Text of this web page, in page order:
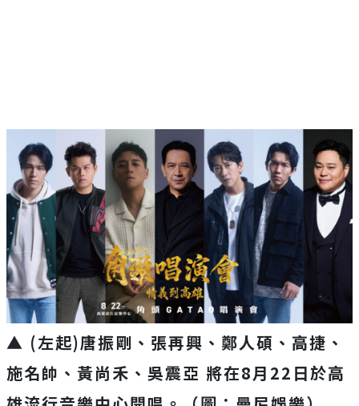
▲ (左起)唐振剛、張再興、鄭人碩、高捷、
施名帥、黃尚禾、吳震亞 將在8月22日於高